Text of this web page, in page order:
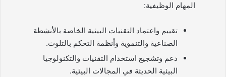
المهام الوظيفية:
تقييم واعتماد التقنيات البيئية الخاصة بالأنشطة
الصناعية والتنموية وأنظمة التحكم بالتلوث.
دعم وتشجيع استخدام التقنيات والتكنولوجيا
البيئية الحديثة في المجالات البيئية.